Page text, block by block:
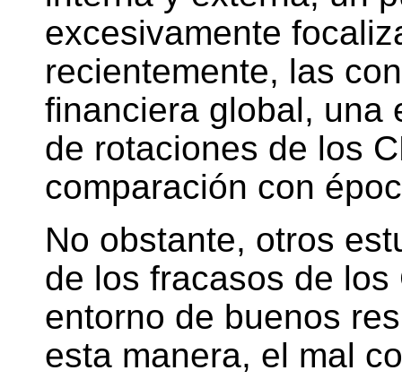
excesivamente
recientemente, las
financiera global, una
de rotaciones de los
comparación con
No obstante, otros
de los fracasos de
entorno de buenos
esta manera, el mal